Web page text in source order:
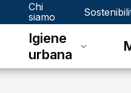
Chi
siamo
Igiene
urbana